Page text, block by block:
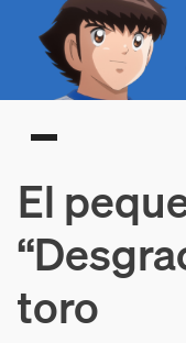
Main menu
El
toro